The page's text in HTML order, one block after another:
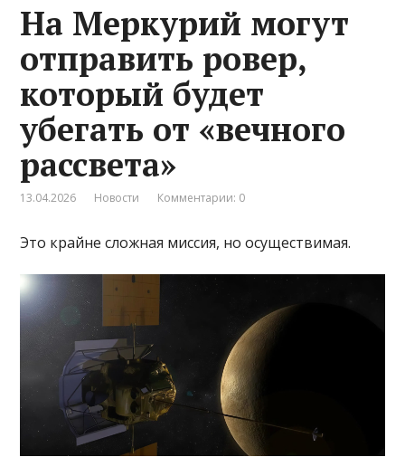
На Меркурий могут
отправить ровер,
который будет
убегать от «вечного
рассвета»
13.04.2026 Новости Комментарии: 0
Это крайне сложная миссия, но осуществимая.